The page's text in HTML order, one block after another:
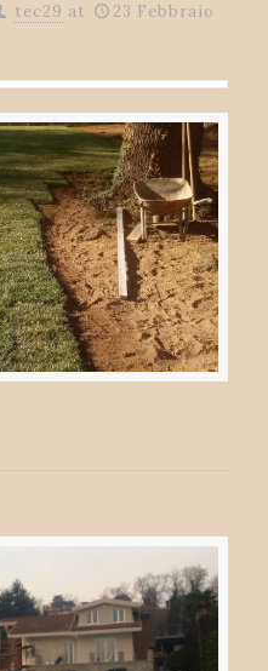
tec29 at
23 Febbraio